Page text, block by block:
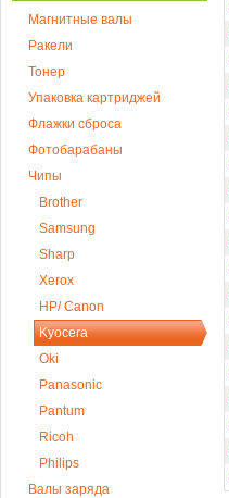
Магнитные валы
Ракели
Тонер
Упаковка картриджей
Флажки сброса
Фотобарабаны
Чипы
Brother
Samsung
Sharp
Xerox
HP/ Canon
Kyocera
Oki
Panasonic
Pantum
Ricoh
Philips
Валы заряда